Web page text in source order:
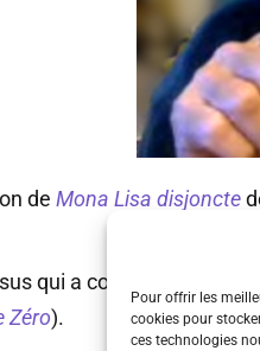
Pour offrir les
cookies pour
ces technologies
de Mona Lisa disjoncte
qui a conduit à cette
Zéro).